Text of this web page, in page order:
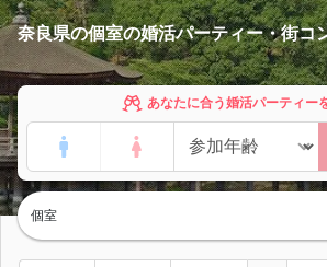
奈良県の個室の婚活パーティー・街コ
あなたに合う婚活パーティー
個室